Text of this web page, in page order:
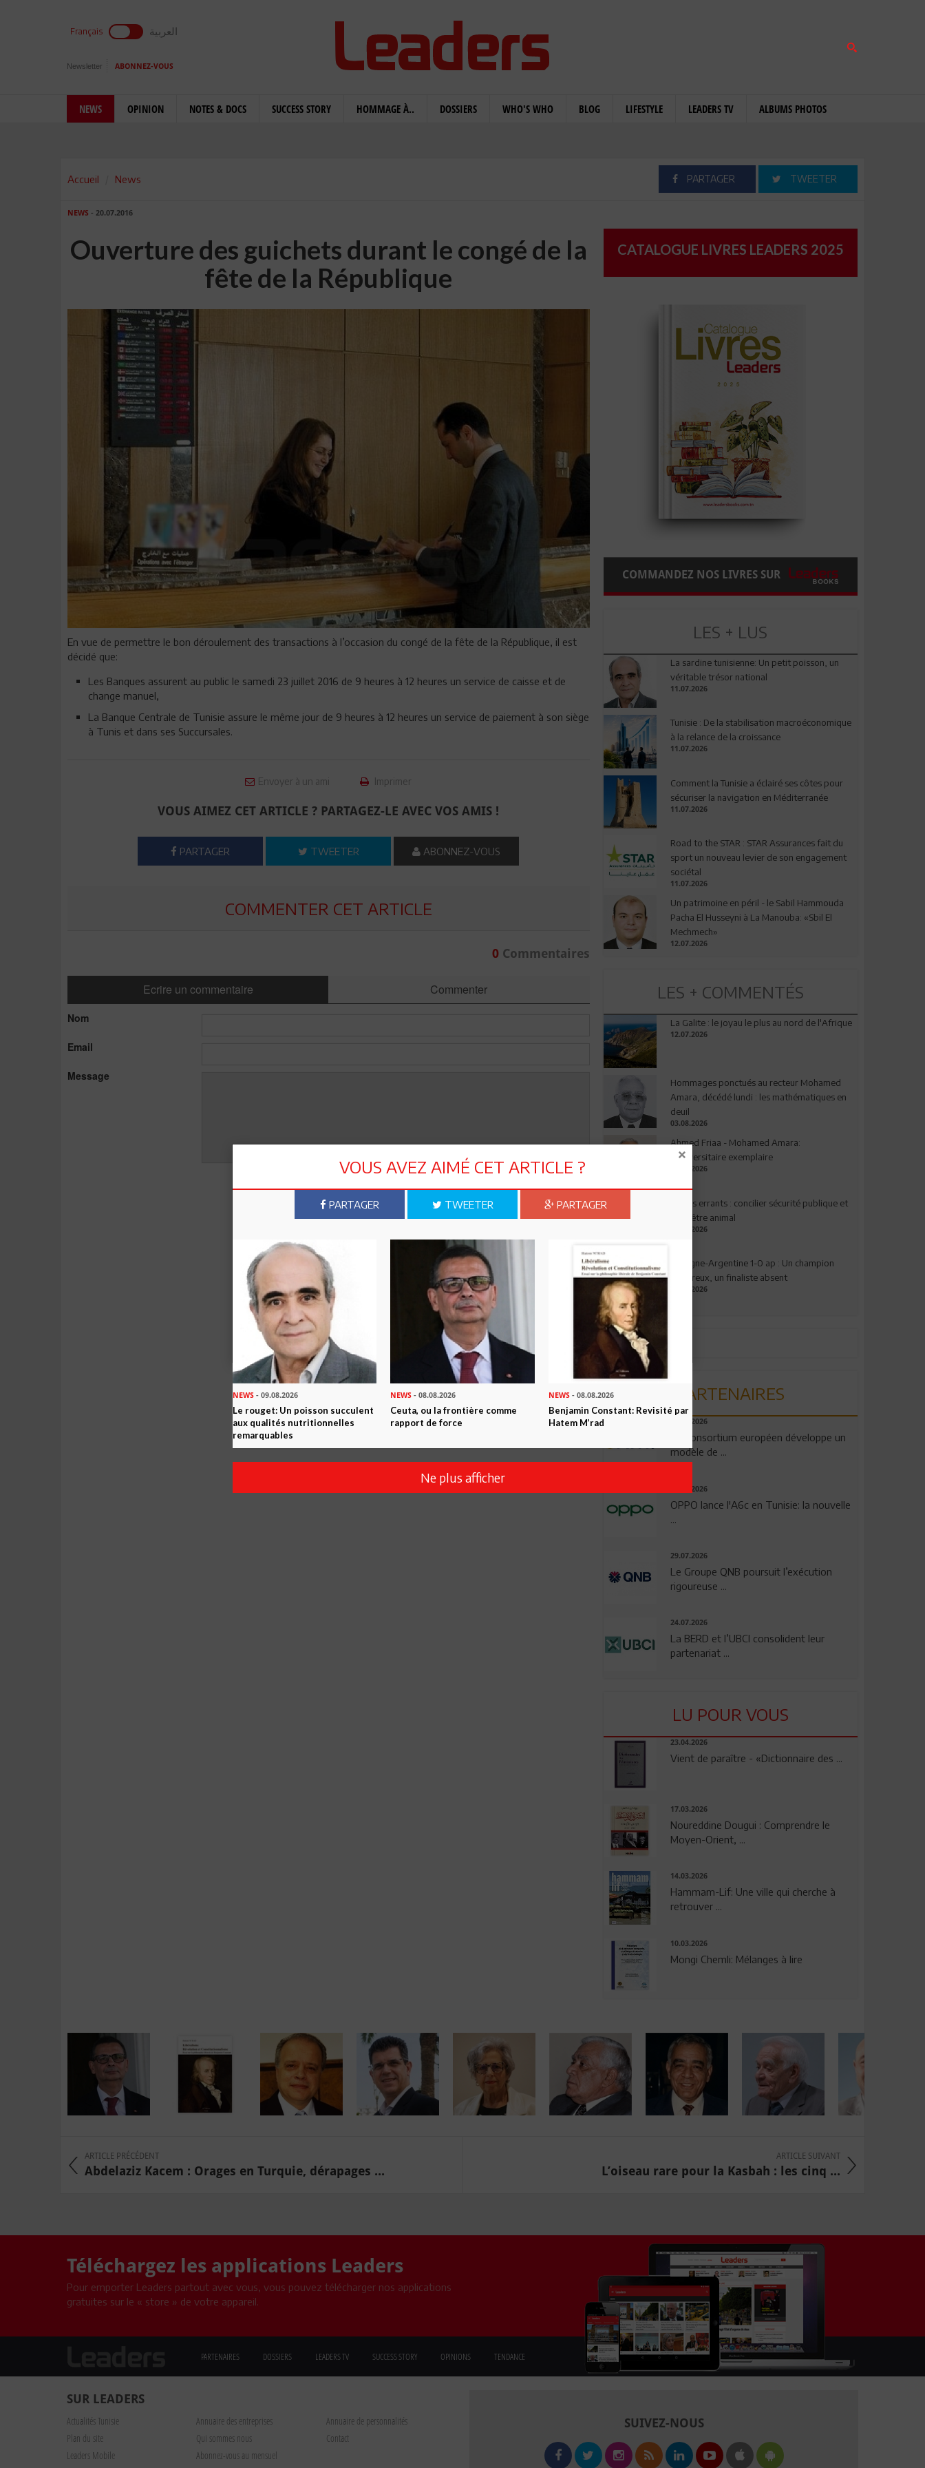
Français العربية
Newsletter ABONNEZ-VOUS
NEWS OPINION NOTES & DOCS SUCCESS STORY HOMMAGE À.. DOSSIERS WHO'S WHO BLOG LIFESTYLE LEADERS TV ALBUMS PHOTOS
Accueil News PARTAGER TWEETER
NEWS - 20.07.2016
Ouverture des guichets durant le congé de la
fête de la République
En vue de permettre le bon déroulement des transactions à l’occasion du congé de la fête de la République, il est
décidé que:
Les Banques assurent au public le samedi 23 juillet 2016 de 9 heures à 12 heures un service de caisse et de
change manuel,
La Banque Centrale de Tunisie assure le même jour de 9 heures à 12 heures un service de paiement à son siège
à Tunis et dans ses Succursales.
Envoyer à un ami Imprimer
VOUS AIMEZ CET ARTICLE ? PARTAGEZ-LE AVEC VOS AMIS !
PARTAGER TWEETER ABONNEZ-VOUS
COMMENTER CET ARTICLE
0Commentaires
Ecrire un commentaire Commenter
Nom
Email
Message
CATALOGUE LIVRES LEADERS 2025
COMMANDEZ NOS LIVRES SUR
LES + LUS
La sardine tunisienne: Un petit poisson, un
véritable trésor national
11.07.2026
Tunisie : De la stabilisation macroéconomique
à la relance de la croissance
11.07.2026
Comment la Tunisie a éclairé ses côtes pour
sécuriser la navigation en Méditerranée
11.07.2026
Road to the STAR : STAR Assurances fait du
sport un nouveau levier de son engagement
sociétal
11.07.2026
Un patrimoine en péril - le Sabil Hammouda
Pacha El Husseyni à La Manouba: «Sbil El
Mechmech»
12.07.2026
LES + COMMENTÉS
La Galite : le joyau le plus au nord de l'Afrique
12.07.2026
Hommages ponctués au recteur Mohamed
Amara, décédé lundi : les mathématiques en
deuil
03.08.2026
Ahmed Friaa - Mohamed Amara:
l’Universitaire exemplaire
04.08.2026
Chiens errants : concilier sécurité publique et
bien-être animal
17.07.2026
Espagne-Argentine 1-0 ap : Un champion
valeureux, un finaliste absent
19.07.2026
PARTENAIRES
06.08.2026
Un consortium européen développe un
modèle de ...
04.08.2026
OPPO lance l'A6c en Tunisie: la nouvelle
...
29.07.2026
Le Groupe QNB poursuit l’exécution
rigoureuse ...
24.07.2026
La BERD et l’UBCI consolident leur
partenariat ...
LU POUR VOUS
23.04.2026
Vient de paraître - «Dictionnaire des ...
17.03.2026
Noureddine Dougui : Comprendre le
Moyen-Orient, ...
14.03.2026
Hammam-Lif: Une ville qui cherche à
retrouver ...
10.03.2026
Mongi Chemli: Mélanges à lire
ARTICLE PRÉCÉDENT
Abdelaziz Kacem : Orages en Turquie, dérapages ...
ARTICLE SUIVANT
L’oiseau rare pour la Kasbah : les cinq ...
Téléchargez les applications Leaders
Pour emporter Leaders partout avec vous, vous pouvez télécharger nos applications
gratuites sur le « store » de votre appareil.
PARTENAIRES DOSSIERS LEADERS TV SUCCESS STORY OPINIONS TENDANCE
SUR LEADERS
Actualités Tunisie Annuaire des entreprises
Annuaire de personnalités
Plan du site
Qui sommes nous
Contact
Leaders Mobile
Abonnez-vous au mensuel
SUIVEZ-NOUS
VOUS AVEZ AIMÉ CET ARTICLE ?
PARTAGER TWEETER PARTAGER
NEWS - 09.08.2026
Le rouget: Un poisson succulent
aux qualités nutritionnelles
remarquables
NEWS - 08.08.2026
Ceuta, ou la frontière comme
rapport de force
NEWS- 08.08.2026
Benjamin Constant: Revisité par
Hatem M’rad
Ne plus afficher